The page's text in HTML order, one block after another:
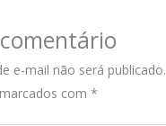
e-mail não será publicado.
com *